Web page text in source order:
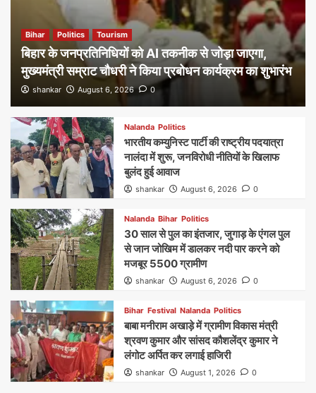
Bihar Politics Tourism
बिहार के जनप्रतिनिधियों को AI तकनीक से जोड़ा जाएगा,
मुख्यमंत्री सम्राट चौधरी ने किया प्रबोधन कार्यक्रम का शुभारंभ
shankar August 6, 2026 0
Nalanda Politics
भारतीय कम्युनिस्ट पार्टी की राष्ट्रीय पदयात्रा
नालंदा में शुरू, जनविरोधी नीतियों के खिलाफ
बुलंद हुई आवाज
shankar August 6, 2026 0
Nalanda Bihar Politics
30 साल से पुल का इंतजार, जुगाड़ के एंगल पुल
से जान जोखिम में डालकर नदी पार करने को
मजबूर 5500 ग्रामीण
shankar August 6, 2026 0
Bihar Festival Nalanda Politics
बाबा मनीराम अखाड़े में ग्रामीण विकास मंत्री
श्रवण कुमार और सांसद कौशलेंद्र कुमार ने
लंगोट अर्पित कर लगाई हाजिरी
shankar August 1, 2026 0